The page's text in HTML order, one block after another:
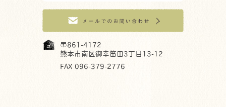
〒861-4172
熊本市南区御幸笛田3丁目13-12
FAX 096-379-2776